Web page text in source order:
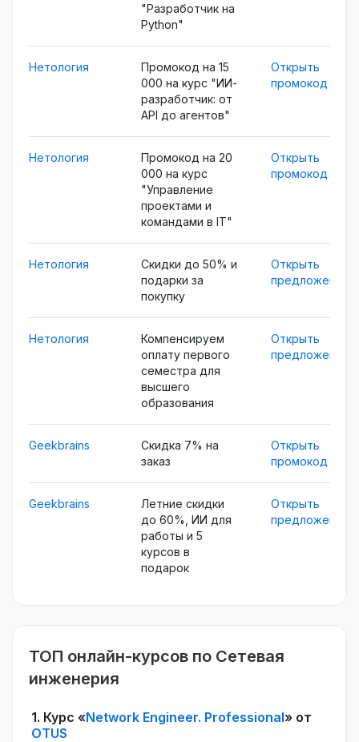
"Разработчик на
Python"
Нетология
Промокод на 15
000 на курс "ИИ-
разработчик: от
API до агентов"
Открыть
промокод
Нетология
Промокод на 20
000 на курс
"Управление
проектами и
командами в IT​"
Открыть
промокод
Нетология
Скидки до 50% и
подарки за
покупку
Открыть
предложение
Нетология
Компенсируем
оплату первого
семестра для
высшего
образования
Открыть
предложение
Geekbrains
Скидка 7% на
заказ
Открыть
промокод
Geekbrains
Летние скидки
до 60%, ИИ для
работы и 5
курсов в
подарок
Открыть
предложение
ТОП онлайн-курсов по Сетевая
инженерия
1. Курс «Network Engineer. Professional» от
OTUS